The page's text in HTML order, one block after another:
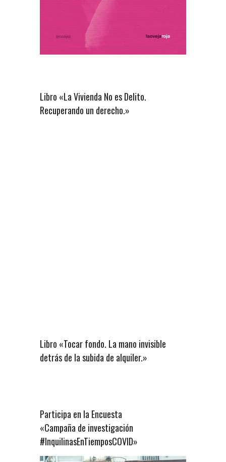
Libro «La Vivienda No es Delito.
Recuperando un derecho.»
Libro «Tocar fondo. La mano invisible
detrás de la subida de alquiler.»
Participa en la Encuesta
«Campaña de investigación
#InquilinasEnTiemposCOVID»